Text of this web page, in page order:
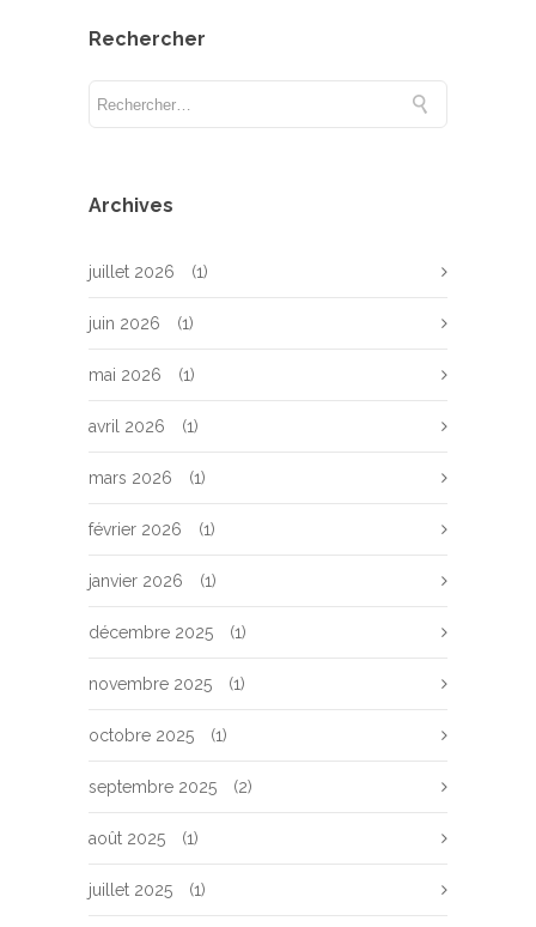
Rechercher
Archives
juillet 2026 (1)
juin 2026 (1)
mai 2026 (1)
avril 2026 (1)
mars 2026 (1)
février 2026 (1)
janvier 2026 (1)
décembre 2025 (1)
novembre 2025 (1)
octobre 2025 (1)
septembre 2025 (2)
août 2025 (1)
juillet 2025 (1)